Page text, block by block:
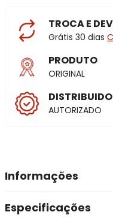
TROCA E
Grátis 30 dias
PRODUTO
ORIGINAL
AUTORIZADO
Informações
Especificações